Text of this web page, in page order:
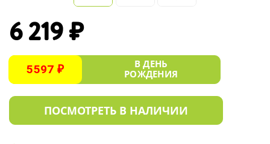
6 219 ₽
5597 ₽
В ДЕНЬ
РОЖДЕНИЯ
ПОСМОТРЕТЬ В НАЛИЧИИ